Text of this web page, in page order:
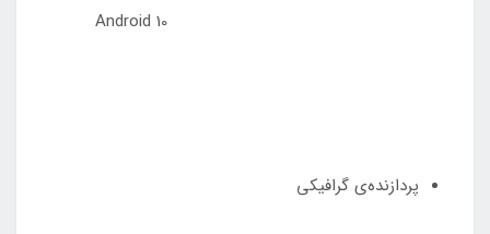
پردازنده‌ی گرافیکی